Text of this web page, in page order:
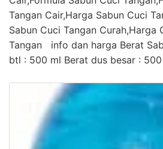
Tangan Cair,Harga Sabun Cuci
Sabun Cuci Tangan Curah,Harga
Tangan info dan harga Berat
btl : 500 ml Berat dus besar :